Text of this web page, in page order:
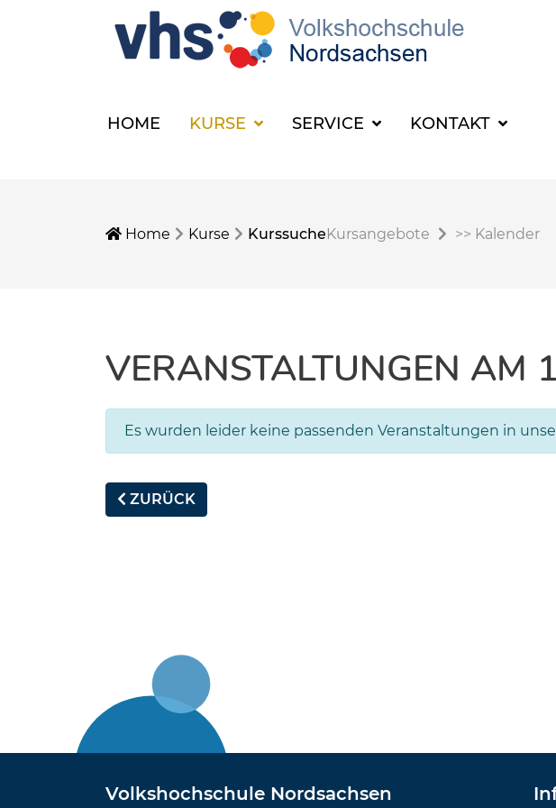
HOME KURSE SERVICE KONTAKT
Home Kurse KurssucheKursangebote >> Kalender
VERANSTALTUNGEN AM
Es wurden leider keine passenden Veranstaltungen in
ZURÜCK
Volkshochschule Nordsachsen